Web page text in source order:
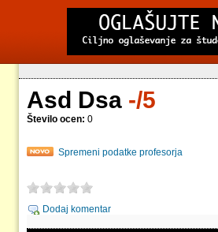
Asd Dsa -/5
Število ocen: 0
Spremeni podatke profesorja
Dodaj komentar